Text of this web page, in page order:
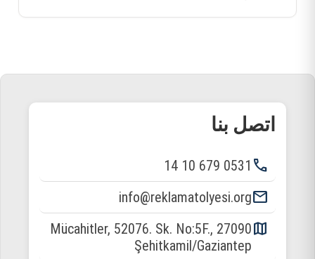
اتصل بنا
phone
0531 679 10 14
email
info@reklamatolyesi.org
map
Mücahitler, 52076. Sk. No:5F., 27090
Şehitkamil/Gaziantep